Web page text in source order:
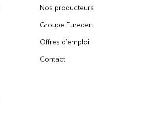
Nos producteurs
Groupe Eureden
Offres d’emploi
Contact